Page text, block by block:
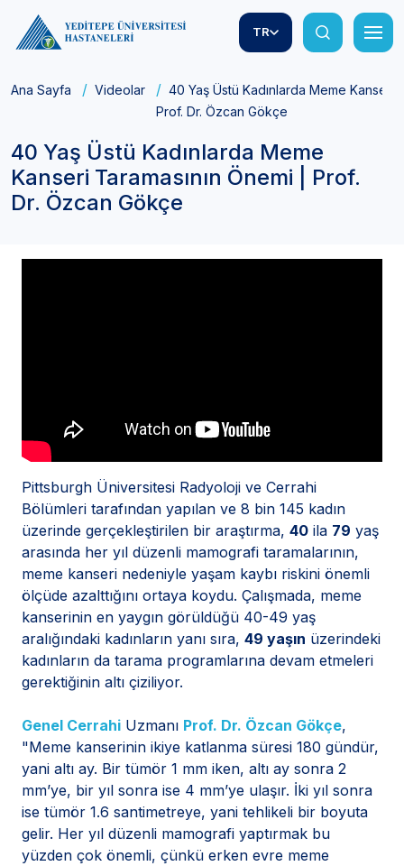
TR
Ana Sayfa Videolar
40 Yaş Üstü Kadınlarda Meme Kanseri
Prof. Dr. Özcan Gökçe
40 Yaş Üstü Kadınlarda Meme
Kanseri Taramasının Önemi | Prof.
Dr. Özcan Gökçe
Pittsburgh Üniversitesi Radyoloji ve Cerrahi
Bölümleri tarafından yapılan ve 8 bin 145 kadın
üzerinde gerçekleştirilen bir araştırma, 40 ila 79 yaş
arasında her yıl düzenli mamografi taramalarının,
meme kanseri nedeniyle yaşam kaybı riskini önemli
ölçüde azalttığını ortaya koydu. Çalışmada, meme
kanserinin en yaygın görüldüğü 40-49 yaş
aralığındaki kadınların yanı sıra, 49 yaşın üzerindeki
kadınların da tarama programlarına devam etmeleri
gerektiğinin altı çiziliyor.
Genel Cerrahi Uzmanı Prof. Dr. Özcan Gökçe,
"Meme kanserinin ikiye katlanma süresi 180 gündür,
yani altı ay. Bir tümör 1 mm iken, altı ay sonra 2
mm’ye, bir yıl sonra ise 4 mm’ye ulaşır. İki yıl sonra
ise tümör 1.6 santimetreye, yani tehlikeli bir boyuta
gelir. Her yıl düzenli mamografi yaptırmak bu
yüzden çok önemli, çünkü erken evre meme